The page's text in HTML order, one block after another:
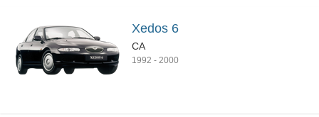
Xedos 6
CA
1992 - 2000